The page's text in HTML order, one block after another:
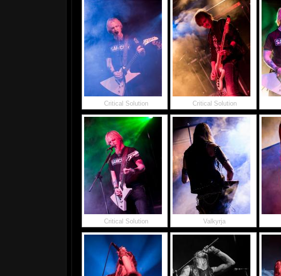
Critical Solution Critical Solution
Critical Solution Valkyrja